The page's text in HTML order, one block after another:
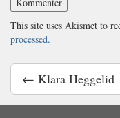
This site uses Akismet to
processed.
← Klara Heggelid